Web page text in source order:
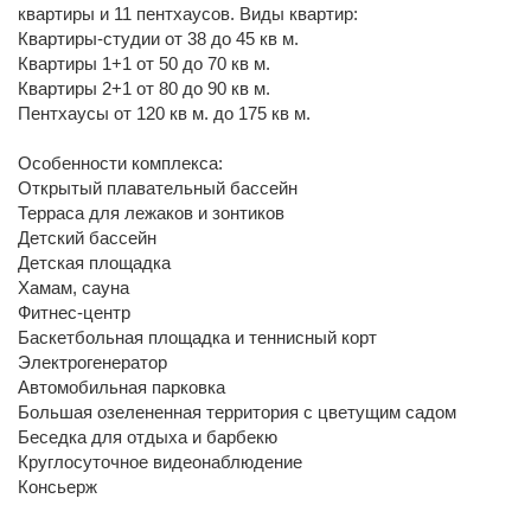
квартиры и 11 пентхаусов. Виды квартир:
Квартиры-студии от 38 до 45 кв м.
Квартиры 1+1 от 50 до 70 кв м.
Квартиры 2+1 от 80 до 90 кв м.
Пентхаусы от 120 кв м. до 175 кв м.
Особенности комплекса:
Открытый плавательный бассейн
Терраса для лежаков и зонтиков
Детский бассейн
Детская площадка
Хамам, cауна
Фитнес-центр
Баскетбольная площадка и теннисный корт
Электрогенератор
Автомобильная парковка
Большая озелененная территория с цветущим садом
Беседка для отдыха и барбекю
Круглосуточное видеонаблюдение
Консьерж